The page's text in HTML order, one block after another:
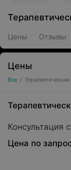
Цены Отзывы
Цены
Все /
Консультация
Цена по